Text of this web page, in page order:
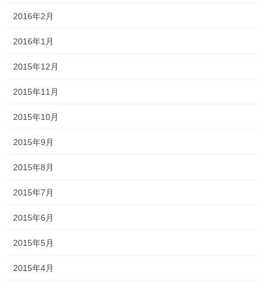
2016年2月
2016年1月
2015年12月
2015年11月
2015年10月
2015年9月
2015年8月
2015年7月
2015年6月
2015年5月
2015年4月